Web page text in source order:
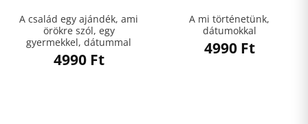
A család egy ajándék, ami
örökre szól, egy
gyermekkel, dátummal
4990 Ft
A mi történetünk,
dátumokkal
4990 Ft